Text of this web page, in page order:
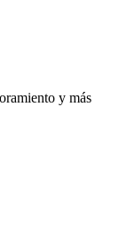
y más